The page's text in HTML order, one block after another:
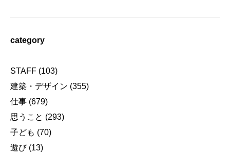
category
STAFF (103)
建築・デザイン (355)
仕事 (679)
思うこと (293)
子ども (70)
遊び(13)